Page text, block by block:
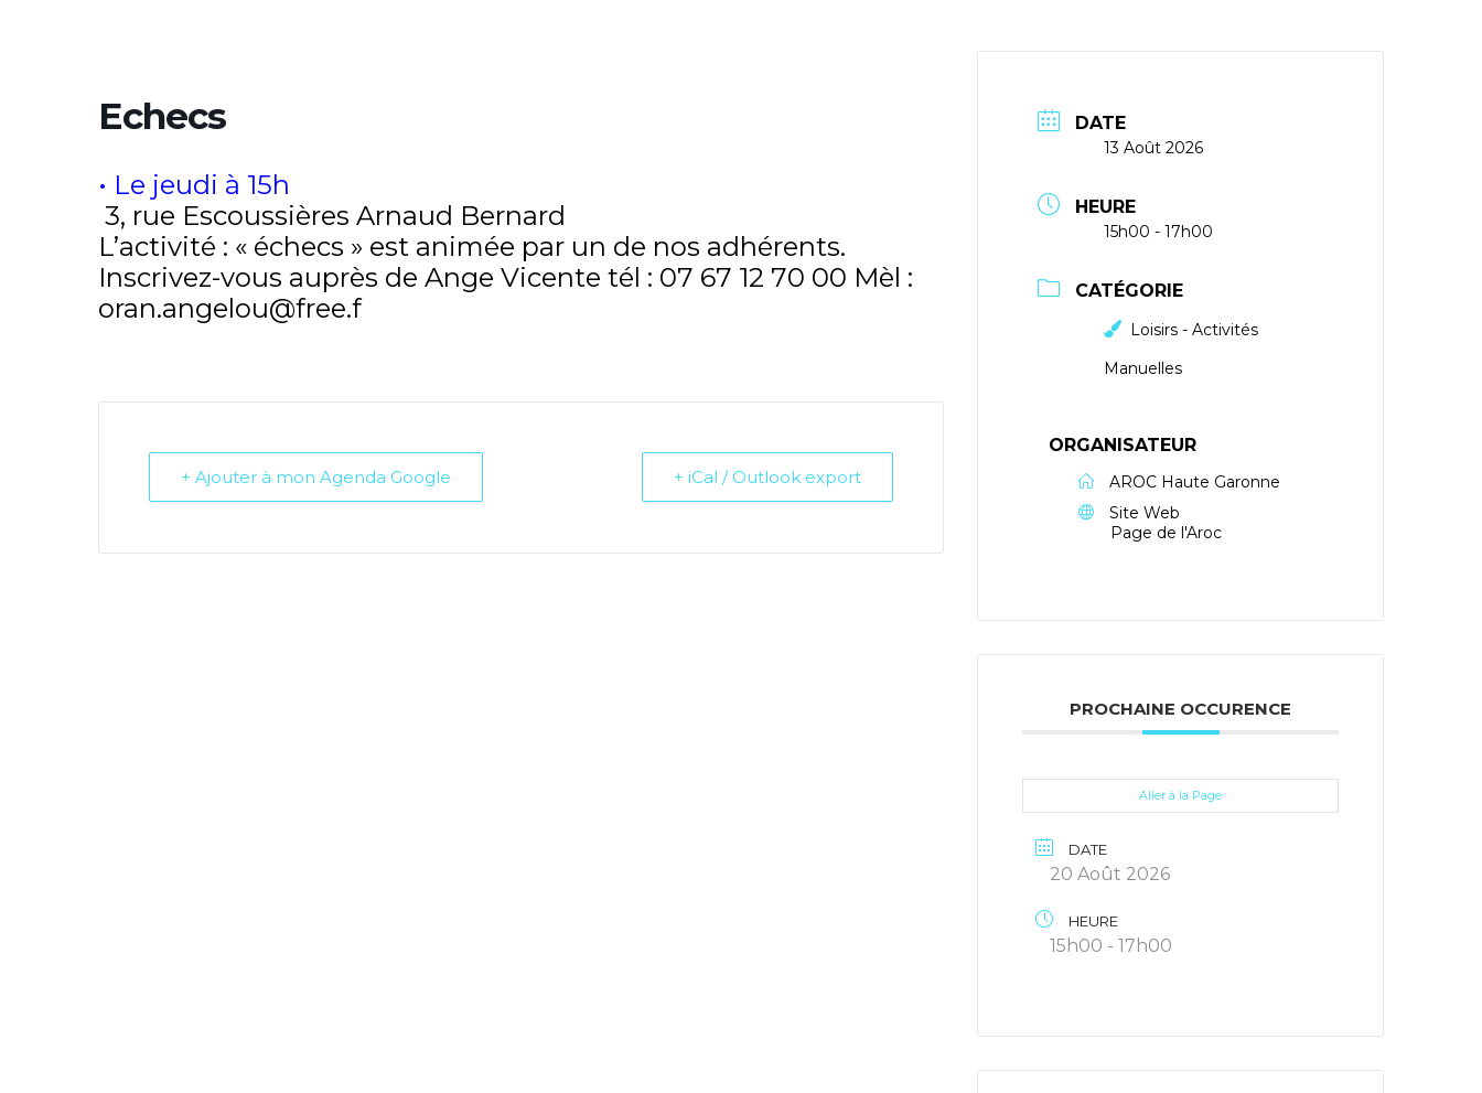
Echecs
• Le jeudi à 15h
3, rue Escoussières Arnaud Bernard
L’activité : « échecs » est animée par un de nos adhérents.
Inscrivez-vous auprès de Ange Vicente tél : 07 67 12 70 00 Mèl :
oran.angelou@free.f
+ Ajouter à mon Agenda Google + iCal / Outlook export
DATE
13 Août 2026
HEURE
15h00 - 17h00
CATÉGORIE
Loisirs - Activités
Manuelles
ORGANISATEUR
AROC Haute Garonne
Site Web
Page de l'Aroc
PROCHAINE OCCURENCE
Aller à la Page
DATE
20 Août 2026
HEURE
15h00 - 17h00